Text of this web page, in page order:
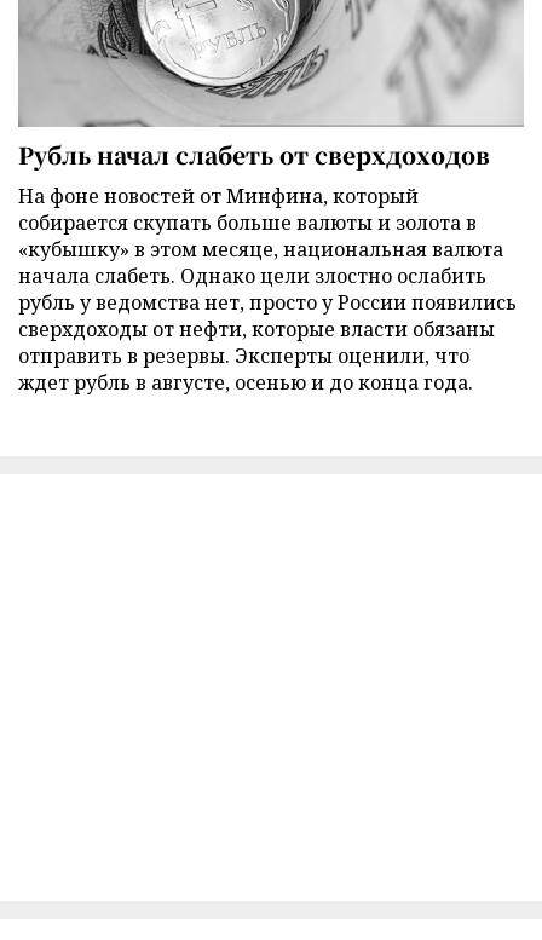
Рубль начал слабеть от сверхдоходов
На фоне новостей от Минфина, который
собирается скупать больше валюты и золота в
«кубышку» в этом месяце, национальная валюта
начала слабеть. Однако цели злостно ослабить
рубль у ведомства нет, просто у России появились
сверхдоходы от нефти, которые власти обязаны
отправить в резервы. Эксперты оценили, что
ждет рубль в августе, осенью и до конца года.